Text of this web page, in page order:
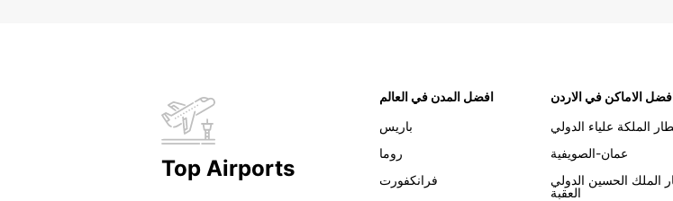
Top Airports
افضل المدن في العالم
باريس
روما
فرانكفورت
الاماكن في الاردن
الملكة علياء الدولي
عمان-الصويفية
الملك الحسين الدولي
العقبة